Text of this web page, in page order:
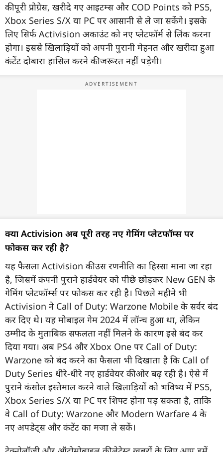
की पूरी प्रोग्रेस, खरीदे गए आइटम्स और COD Points को PS5,
Xbox Series S/X या PC पर आसानी से ले जा सकेंगे। इसके
लिए सिर्फ Activision अकाउंट को नए प्लेटफॉर्म से लिंक करना
होगा। इससे खिलाड़ियों को अपनी पुरानी मेहनत और खरीदा हुआ
कंटेंट दोबारा हासिल करने की जरूरत नहीं पड़ेगी।
क्या Activision अब पूरी तरह नए गेमिंग प्लेटफॉर्म्स पर
फोकस कर रही है?
यह फैसला Activision की उस रणनीति का हिस्सा माना जा रहा
है, जिसमें कंपनी पुराने हार्डवेयर को पीछे छोड़कर New GEN के
गेमिंग प्लेटफॉर्म्स पर फोकस कर रही है। पिछले महीने भी
Activision ने Call of Duty: Warzone Mobile के सर्वर बंद
कर दिए थे। यह मोबाइल गेम 2024 में लॉन्च हुआ था, लेकिन
उम्मीद के मुताबिक सफलता नहीं मिलने के कारण इसे बंद कर
दिया गया। अब PS4 और Xbox One पर Call of Duty:
Warzone को बंद करने का फैसला भी दिखाता है कि Call of
Duty Series धीरे-धीरे नए हार्डवेयर की ओर बढ़ रही है। ऐसे में
पुराने कंसोल इस्तेमाल करने वाले खिलाड़ियों को भविष्य में PS5,
Xbox Series S/X या PC पर शिफ्ट होना पड़ सकता है, ताकि
वे Call of Duty: Warzone और Modern Warfare 4 के
नए अपडेट्स और कंटेंट का मजा ले सकें।